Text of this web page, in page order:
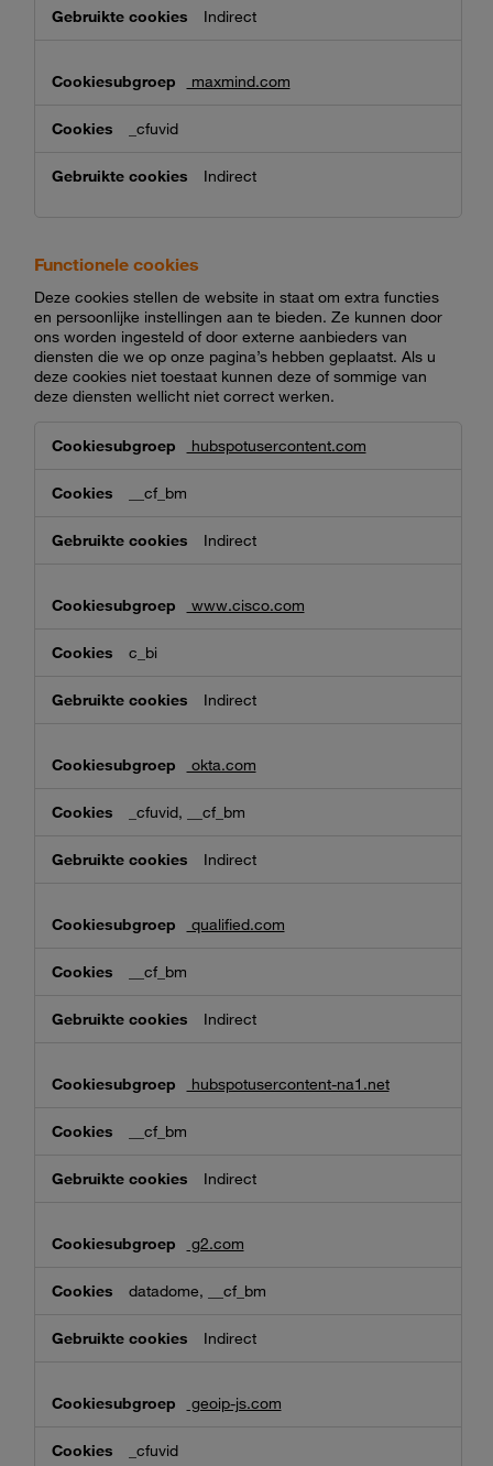
Indirect
maxmind.com
_cfuvid
Indirect
Functionele cookies
Deze cookies stellen de website in staat om extra functies
en persoonlijke instellingen aan te bieden. Ze kunnen door
ons worden ingesteld of door externe aanbieders van
diensten die we op onze pagina’s hebben geplaatst. Als u
deze cookies niet toestaat kunnen deze of sommige van
deze diensten wellicht niet correct werken.
cookies
hubspotusercontent.com
__cf_bm
Indirect
www.cisco.com
c_bi
Indirect
okta.com
_cfuvid, __cf_bm
Indirect
qualified.com
__cf_bm
Indirect
hubspotusercontent-na1.net
__cf_bm
Indirect
g2.com
datadome, __cf_bm
Indirect
geoip-js.com
_cfuvid